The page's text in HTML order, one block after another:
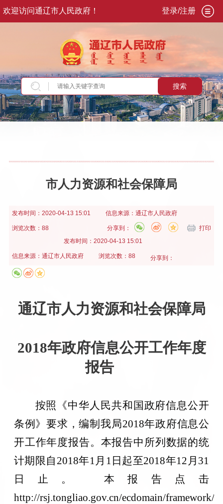
欢迎访问通辽市人民政府！ 登录/注册
搜索
当前位置：首页>政务公开>政府信息公开年报
市人力资源和社会保障局
发布时间： 2020-04-13 15:01 信息来源： 通辽市人民政府
浏览次数：88 打印
分享到：
发布时间： 2020-04-13 15:01
信息来源： 通辽市人民政府 浏览次数：88 分享到：
通辽市人力资源和社会保障局
2018年政府信息公开工作年度
报告
按照《中华人民共和国政府信息公开
条例》要求，编制我局2018年政府信息公
开工作年度报告。本报告中所列数据的统
计期限自2018年1月1日起至2018年12月31
日止。 本报告点击
http://rsj.tongliao.gov.cn/ecdomain/framework/